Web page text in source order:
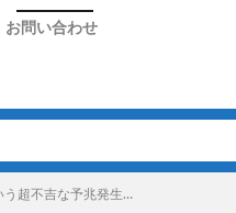
お問い合わせ
う超不吉な予兆発生…